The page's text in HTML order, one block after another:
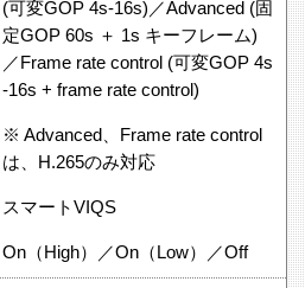
(可変GOP 4s-16s)／Advanced (固
定GOP 60s ＋ 1s キーフレーム)
／Frame rate control (可変GOP 4s
-16s + frame rate control)
※ Advanced、Frame rate control
は、H.265のみ対応
スマートVIQS
On（High）／On（Low）／Off